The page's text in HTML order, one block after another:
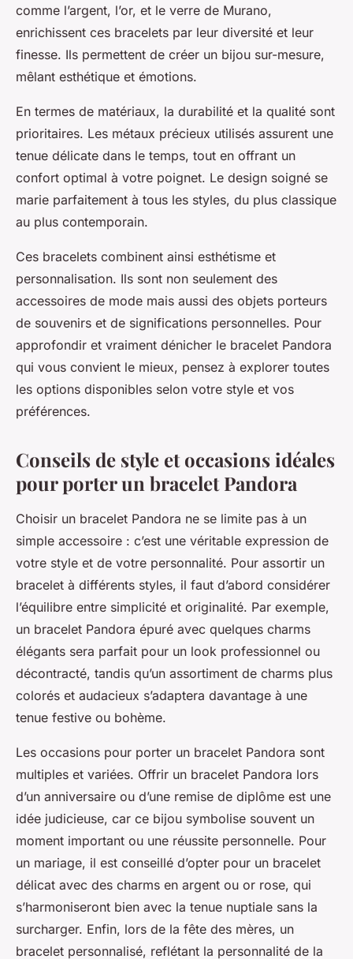
comme l’argent, l’or, et le verre de Murano,
enrichissent ces bracelets par leur diversité et leur
finesse. Ils permettent de créer un bijou sur-mesure,
mêlant esthétique et émotions.
En termes de matériaux, la durabilité et la qualité sont
prioritaires. Les métaux précieux utilisés assurent une
tenue délicate dans le temps, tout en offrant un
confort optimal à votre poignet. Le design soigné se
marie parfaitement à tous les styles, du plus classique
au plus contemporain.
Ces bracelets combinent ainsi esthétisme et
personnalisation. Ils sont non seulement des
accessoires de mode mais aussi des objets porteurs
de souvenirs et de significations personnelles. Pour
approfondir et vraiment dénicher le bracelet Pandora
qui vous convient le mieux, pensez à explorer toutes
les options disponibles selon votre style et vos
préférences.
Conseils de style et occasions idéales
pour porter un bracelet Pandora
Choisir un bracelet Pandora ne se limite pas à un
simple accessoire : c’est une véritable expression de
votre style et de votre personnalité. Pour assortir un
bracelet à différents styles, il faut d’abord considérer
l’équilibre entre simplicité et originalité. Par exemple,
un bracelet Pandora épuré avec quelques charms
élégants sera parfait pour un look professionnel ou
décontracté, tandis qu’un assortiment de charms plus
colorés et audacieux s’adaptera davantage à une
tenue festive ou bohème.
Les occasions pour porter un bracelet Pandora sont
multiples et variées. Offrir un bracelet Pandora lors
d’un anniversaire ou d’une remise de diplôme est une
idée judicieuse, car ce bijou symbolise souvent un
moment important ou une réussite personnelle. Pour
un mariage, il est conseillé d’opter pour un bracelet
délicat avec des charms en argent ou or rose, qui
s’harmoniseront bien avec la tenue nuptiale sans la
surcharger. Enfin, lors de la fête des mères, un
bracelet personnalisé, reflétant la personnalité de la